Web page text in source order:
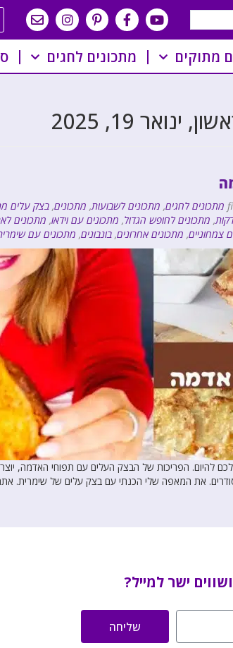
מתוקים מתכונים לחגים
ינואר 19, 2025
מתכונים לחגים, מתכונים לשבועות, מתכונים, בצק עלים
, מתכונים לחופש הגדול, מתכונים עם וידאו, מתכונים
צמחוניים, מתכונים אחרונים, בונבונים, מתכונים עם
להיום. הפריכות של הבצק העלים עם תפוחי האדמה,
את המאפה שלי הכנתי עם בצק עלים של שימרית.
ישר למייל?
שליחה